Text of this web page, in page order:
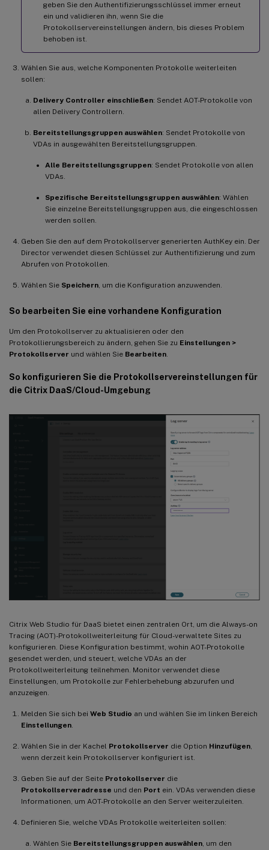
geben Sie den Authentifizierungsschlüssel immer erneut
ein und validieren ihn, wenn Sie die
Protokollservereinstellungen ändern, bis dieses Problem
behoben ist.
Wählen Sie aus, welche Komponenten Protokolle weiterleiten
sollen:
Delivery Controller einschließen: Sendet AOT-Protokolle von
allen Delivery Controllern.
Bereitstellungsgruppen auswählen: Sendet Protokolle von
VDAs in ausgewählten Bereitstellungsgruppen.
Alle Bereitstellungsgruppen: Sendet Protokolle von allen
VDAs.
Spezifische Bereitstellungsgruppen auswählen: Wählen
Sie einzelne Bereitstellungsgruppen aus, die eingeschlossen
werden sollen.
Geben Sie den auf dem Protokollserver generierten AuthKey ein. Der
Director verwendet diesen Schlüssel zur Authentifizierung und zum
Abrufen von Protokollen.
Wählen Sie Speichern , um die Konfiguration anzuwenden.
So bearbeiten Sie eine vorhandene Konfiguration
Um den Protokollserver zu aktualisieren oder den
Protokollierungsbereich zu ändern, gehen Sie zu Einstellungen >
Protokollserver und wählen Sie Bearbeiten
So konfigurieren Sie die Protokollservereinstellungen für
die Citrix DaaS/Cloud-Umgebung
Citrix Web Studio für DaaS bietet einen zentralen Ort, um die Always-on
Tracing (AOT)-Protokollweiterleitung für Cloud-verwaltete Sites zu
konfigurieren. Diese Konfiguration bestimmt, wohin AOT-Protokolle
gesendet werden, und steuert, welche VDAs an der
Protokollweiterleitung teilnehmen. Monitor verwendet diese
Einstellungen, um Protokolle zur Fehlerbehebung abzurufen und
anzuzeigen.
Melden Sie sich bei Web Studio an und wählen Sie im linken Bereich
Einstellungen.
Wählen Sie in der Kachel Protokollserver die Option Hinzufügen,
wenn derzeit kein Protokollserver konfiguriert ist.
Geben Sie auf der Seite Protokollserver die
Protokollserveradresse und den Port ein. VDAs verwenden diese
Informationen, um AOT-Protokolle an den Server weiterzuleiten.
Definieren Sie, welche VDAs Protokolle weiterleiten sollen:
Wählen Sie Bereitstellungsgruppen auswählen, um den